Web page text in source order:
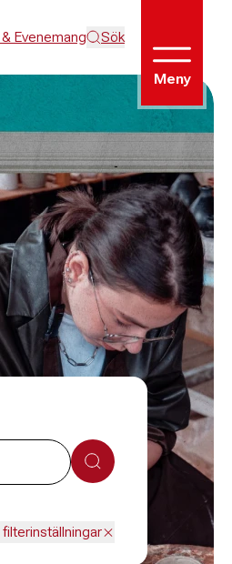
Evenemang Sök
Meny
Sök
filterinställningar